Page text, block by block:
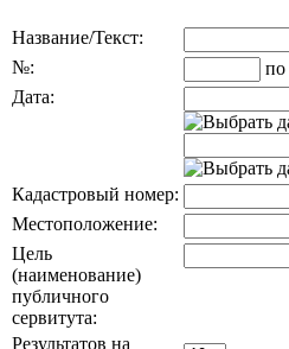
Название/Текст:
№:
по
Дата:
Кадастровый номер:
Местоположение:
Цель
(наименование)
публичного
сервитута:
Результатов на